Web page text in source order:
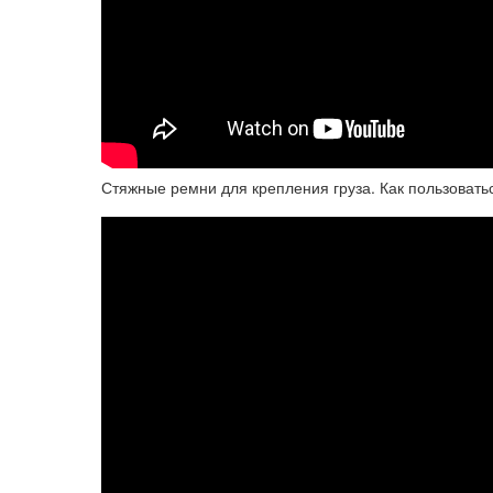
Стяжные ремни для крепления груза. Как